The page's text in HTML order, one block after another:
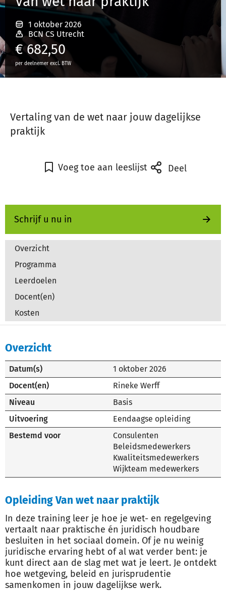
Inloggen
1 oktober 2026
BCN CS Utrecht
€ 682,50
per deelnemer excl. BTW
Vertaling van de wet naar jouw dagelijkse
praktijk
Voeg toe aan leeslijst Deel
Schrijf u nu in
Overzicht
Programma
Leerdoelen
Docent(en)
Kosten
Overzicht
Datum(s)
1 oktober 2026
Docent(en)
Rineke Werff
Niveau
Basis
Uitvoering
Eendaagse opleiding
Bestemd voor
Consulenten
Beleidsmedewerkers
Kwaliteitsmedewerkers
Wijkteam medewerkers
Opleiding Van wet naar praktijk
In deze training leer je hoe je wet- en regelgeving
vertaalt naar praktische én juridisch houdbare
besluiten in het sociaal domein. Of je nu weinig
juridische ervaring hebt of al wat verder bent: je
kunt direct aan de slag met wat je leert. Je ontdekt
hoe wetgeving, beleid en jurisprudentie
samenkomen in jouw dagelijkse werk.